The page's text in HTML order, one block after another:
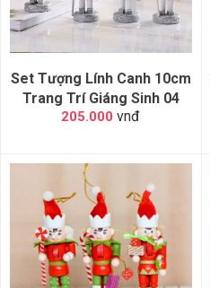
Set Tượng Lính Canh 10cm
Trang Trí Giáng Sinh 04
205.000 vnđ